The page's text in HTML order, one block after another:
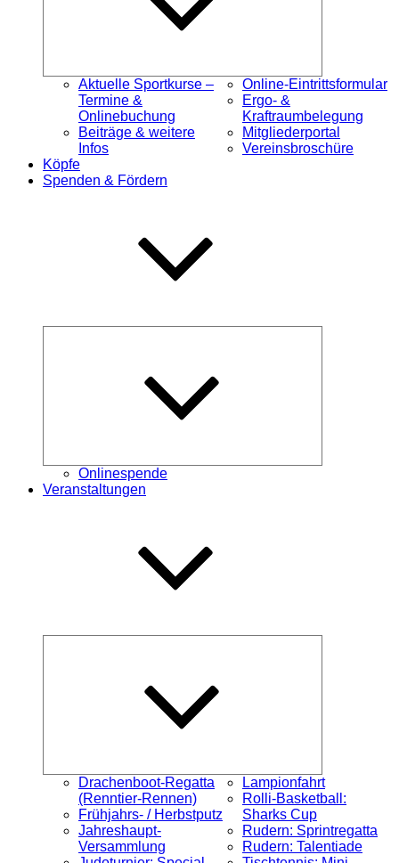
Aktuelle Sportkurse –
Termine &
Onlinebuchung
Beiträge & weitere
Infos
Online-Eintrittsformular
Ergo- &
Kraftraumbelegung
Mitgliederportal
Vereinsbroschüre
Köpfe
Spenden & Fördern
Onlinespende
Veranstaltungen
Drachenboot-Regatta
(Renntier-Rennen)
Frühjahrs- / Herbstputz
Jahreshaupt-
Versammlung
Lampionfahrt
Rolli-Basketball:
Sharks Cup
Rudern: Sprintregatta
Rudern: Talentiade